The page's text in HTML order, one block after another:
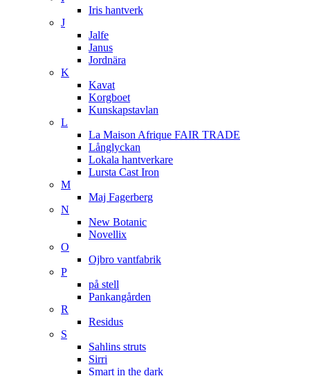
Iris hantverk
J
Jalfe
Janus
Jordnära
K
Kavat
Korgboet
Kunskapstavlan
L
La Maison Afrique FAIR TRADE
Långlyckan
Lokala hantverkare
Lursta Cast Iron
M
Maj Fagerberg
N
New Botanic
Novellix
O
Ojbro vantfabrik
P
på stell
Pankangården
R
Residus
S
Sahlins struts
Sirri
Smart in the dark